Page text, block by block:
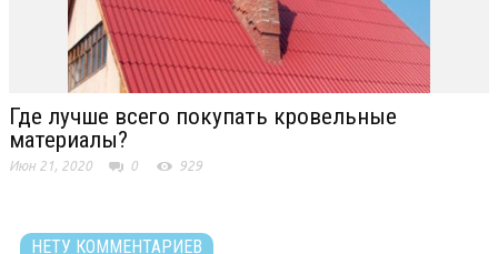
Где лучше всего покупать кровельные
материалы?
Июн 21, 2020 0 929
НЕТУ КОММЕНТАРИЕВ